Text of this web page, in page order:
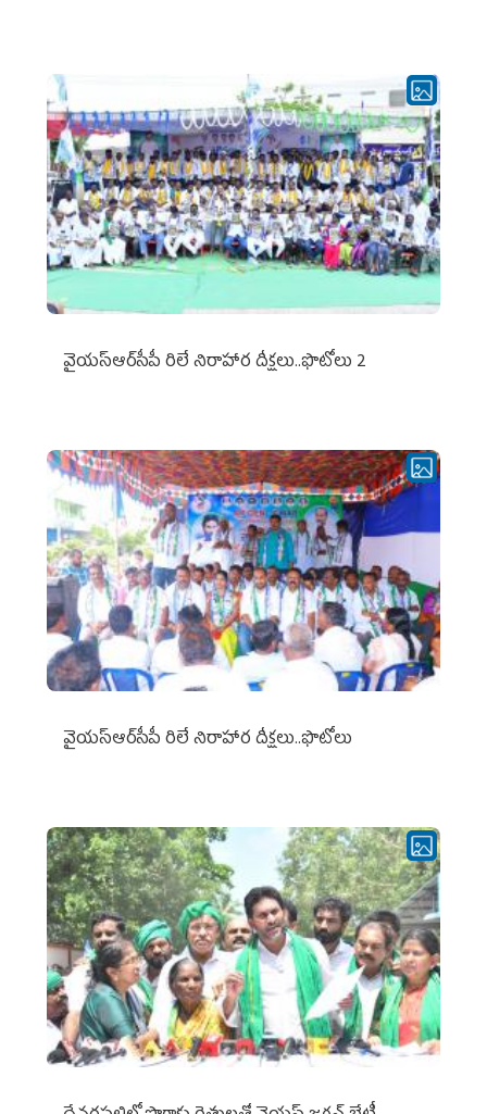
వైయ‌స్ఆర్‌సీపీ రిలే నిరాహార దీక్షలు..ఫొటోలు 2
వైయ‌స్ఆర్‌సీపీ రిలే నిరాహార దీక్షలు..ఫొటోలు